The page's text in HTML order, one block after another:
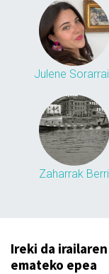
Julene
Zaharrak Berri
Ireki da
emateko epea